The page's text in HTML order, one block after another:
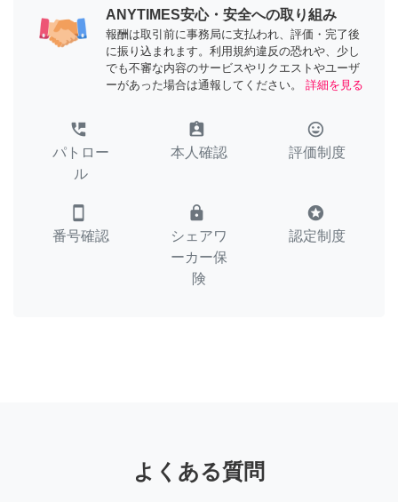
ANYTIMES安心・安全への取り組み
報酬は取引前に事務局に支払われ、評価・完了後
に振り込まれます。利用規約違反の恐れや、少し
でも不審な内容のサービスやリクエストやユーザ
ーがあった場合は通報してください。
詳細を見る
perm_phone_msg
パトロー
ル
assignment_ind
本人確認
tag_faces
評価制度
smartphone
番号確認
lock
シェアワ
ーカー保
険
stars
認定制度
よくある質問